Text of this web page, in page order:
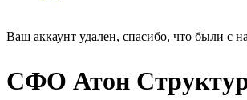
Ваш аккаунт удален, спасибо, что были с
СФО Атон